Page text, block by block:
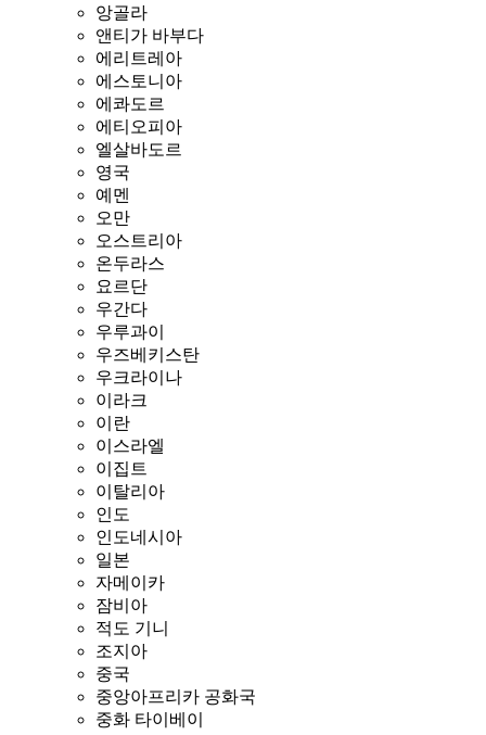
앙골라
앤티가 바부다
에리트레아
에스토니아
에콰도르
에티오피아
엘살바도르
영국
예멘
오만
오스트리아
온두라스
요르단
우간다
우루과이
우즈베키스탄
우크라이나
이라크
이란
이스라엘
이집트
이탈리아
인도
인도네시아
일본
자메이카
잠비아
적도 기니
조지아
중국
중앙아프리카 공화국
중화 타이베이